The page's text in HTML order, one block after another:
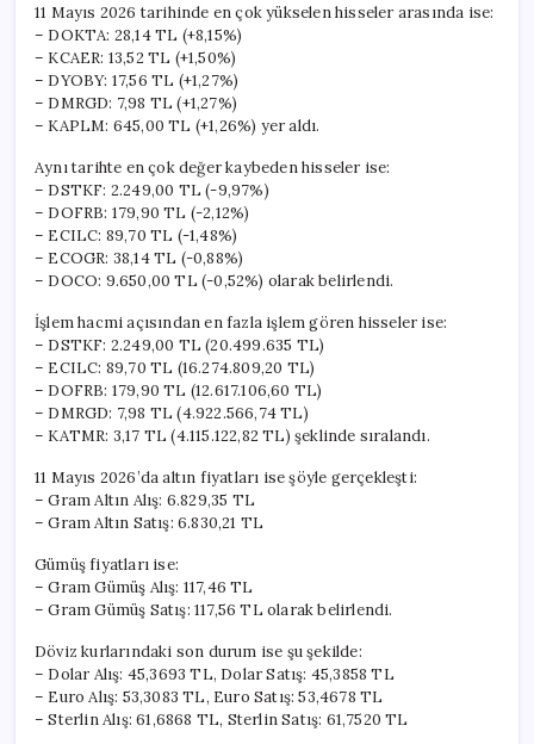
11 Mayıs 2026 tarihinde en çok yükselen hisseler arasında ise:
– DOKTA: 28,14 TL (+8,15%)
– KCAER: 13,52 TL (+1,50%)
– DYOBY: 17,56 TL (+1,27%)
– DMRGD: 7,98 TL (+1,27%)
– KAPLM: 645,00 TL (+1,26%) yer aldı.
Aynı tarihte en çok değer kaybeden hisseler ise:
– DSTKF: 2.249,00 TL (-9,97%)
– DOFRB: 179,90 TL (-2,12%)
– ECILC: 89,70 TL (-1,48%)
– ECOGR: 38,14 TL (-0,88%)
– DOCO: 9.650,00 TL (-0,52%) olarak belirlendi.
İşlem hacmi açısından en fazla işlem gören hisseler ise:
– DSTKF: 2.249,00 TL (20.499.635 TL)
– ECILC: 89,70 TL (16.274.809,20 TL)
– DOFRB: 179,90 TL (12.617.106,60 TL)
– DMRGD: 7,98 TL (4.922.566,74 TL)
– KATMR: 3,17 TL (4.115.122,82 TL) şeklinde sıralandı.
11 Mayıs 2026’da altın fiyatları ise şöyle gerçekleşti:
– Gram Altın Alış: 6.829,35 TL
– Gram Altın Satış: 6.830,21 TL
Gümüş fiyatları ise:
– Gram Gümüş Alış: 117,46 TL
– Gram Gümüş Satış: 117,56 TL olarak belirlendi.
Döviz kurlarındaki son durum ise şu şekilde:
– Dolar Alış: 45,3693 TL, Dolar Satış: 45,3858 TL
– Euro Alış: 53,3083 TL, Euro Satış: 53,4678 TL
– Sterlin Alış: 61,6868 TL, Sterlin Satış: 61,7520 TL